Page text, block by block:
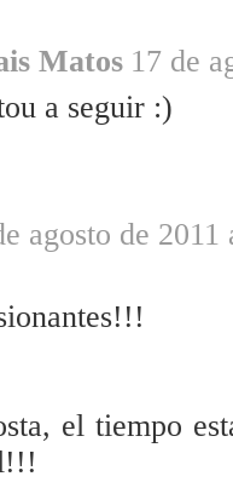
Matos 17 de
a seguir :)
agosto de 2011
el tiempo